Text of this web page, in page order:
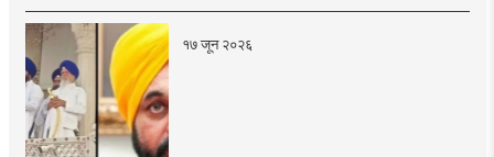
इराण-अमेरिकेत आरोप-
प्रत्यारोप
१७ जून २०२६